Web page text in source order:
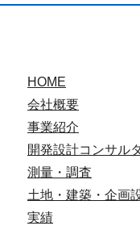
HOME
会社概要
事業紹介
開発設計コンサル
測量・調査
土地・建築・企画
実績